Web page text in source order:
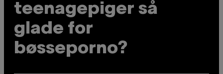
teenagepiger så
glade for
bøsseporno?